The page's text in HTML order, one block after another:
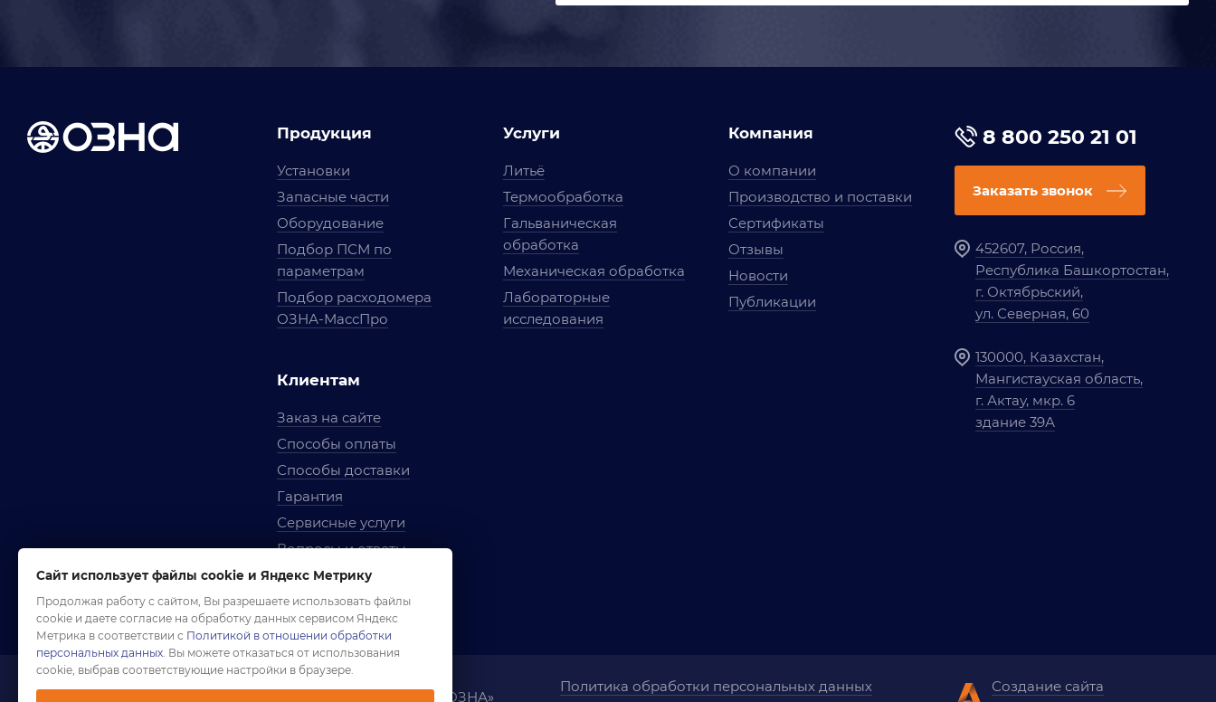
Продукция
Установки
Запасные части
Оборудование
Подбор ПСМ по
параметрам
Подбор расходомера
ОЗНА-МассПро
Клиентам
Заказ на сайте
Способы оплаты
Способы доставки
Гарантия
Сервисные услуги
Вопросы и ответы
Условия сотрудничества
Правила использования
Услуги
Литьё
Термообработка
Гальваническая
обработка
Механическая обработка
Лабораторные
исследования
Компания
О компании
Производство и поставки
Сертификаты
Отзывы
Новости
Публикации
8 800 250 21 01
Заказать звонок
452607, Россия,
Республика Башкортостан,
г. Октябрьский,
ул. Северная, 60
130000, Казахстан,
Мангистауская область,
г. Актау, мкр. 6
здание 39А
Компания «ОЗНА»
Политика обработки персональных данных
Создание сайта
Сайт использует файлы cookie и Яндекс Метрику
Продолжая работу с сайтом, Вы разрешаете использовать файлы
cookie и даете согласие на обработку данных сервисом Яндекс
Метрика в соответствии с Политикой в отношении обработки
персональных данных. Вы можете отказаться от использования
cookie, выбрав соответствующие настройки в браузере.